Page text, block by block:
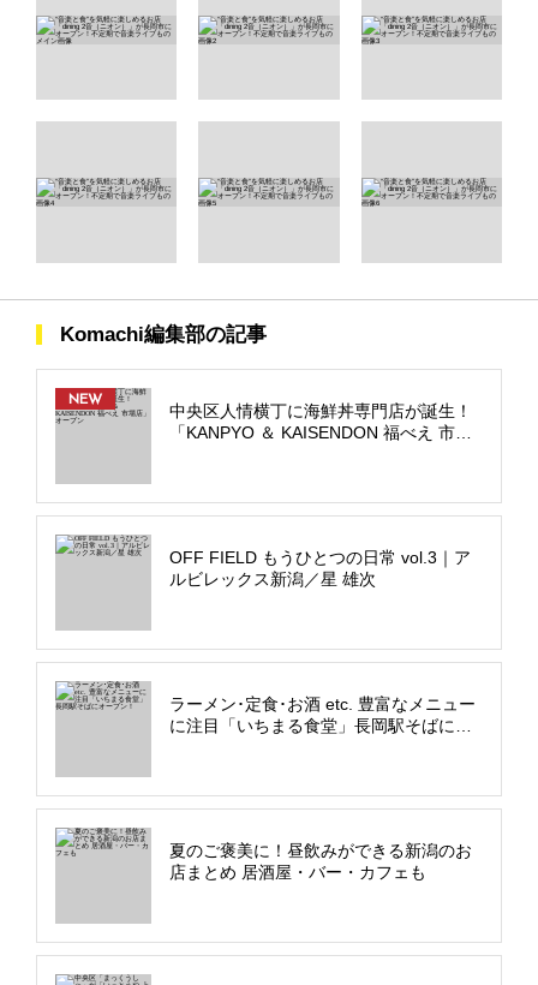
Komachi編集部の記事
NEW
中央区人情横丁に海鮮丼専門店が誕生！
「KANPYO ＆ KAISENDON 福べえ 市場
OFF FIELD もうひとつの日常 vol.3｜ア
ルビレックス新潟／星 雄次
ラーメン･定食･お酒 etc. 豊富なメニュー
に注目「いちまる食堂」長岡駅そばにオ
夏のご褒美に！昼飲みができる新潟のお
店まとめ 居酒屋・バー・カフェも